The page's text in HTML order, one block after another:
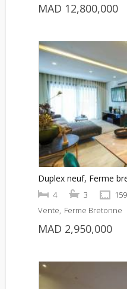
MAD 12,800,000
Duplex neuf, Ferme
4 3
Vente Ferme Bretonne
MAD 2,950,000